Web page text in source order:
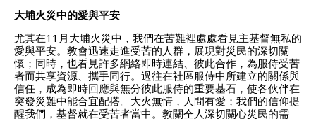
大埔火災中的愛與平安
尤其在11月大埔火災中，我們在苦難裡處處看見主基督無私的
愛與平安。教會迅速走進受苦的人群，展現對災民的深切關
懷；同時，也看見許多網絡即時連結、彼此合作，為服侍受苦
者而共享資源、攜手同行。過往在社區服侍中所建立的關係與
信任，成為即時回應與無分彼此服侍的重要基石，使各伙伴在
突發災難中能合宜配搭。大火無情，人間有愛；我們的信仰提
醒我們，基督就在受苦者當中。教關仝人深切關心災民的需